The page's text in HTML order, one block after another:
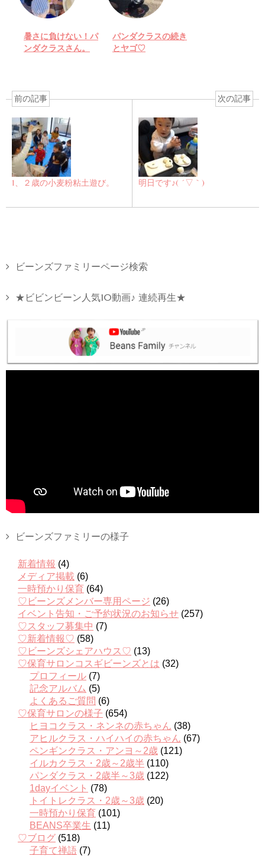
暑さに負けない！パ
ンダクラスさん。
パンダクラスの続き
とヤゴ♡
前の記事
1、２歳の小麦粉粘土遊び。
次の記事
明日です♪( ´▽｀)
ビーンズファミリーページ検索
★ビビンビーン人気10動画♪ 連続再生★
ビーンズファミリーの様子
新着情報 (4)
メディア掲載 (6)
一時預かり保育 (64)
♡ビーンズメンバー専用ページ (26)
イベント告知・ご予約状況のお知らせ (257)
♡スタッフ募集中 (7)
♡新着情報♡ (58)
♡ビーンズシェアハウス♡ (13)
♡保育サロンコスギビーンズとは (32)
プロフィール (7)
記念アルバム (5)
よくあるご質問 (6)
♡保育サロンの様子 (654)
ヒヨコクラス・ネンネの赤ちゃん (38)
アヒルクラス・ハイハイの赤ちゃん (67)
ペンギンクラス・アンヨ～2歳 (121)
イルカクラス・2歳～2歳半 (110)
パンダクラス・2歳半～3歳 (122)
1dayイベント (78)
トイトレクラス・2歳～3歳 (20)
一時預かり保育 (101)
BEANS卒業生 (11)
♡ブログ (518)
子育て禅語 (7)